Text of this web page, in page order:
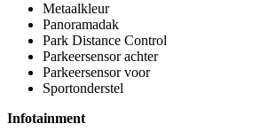
Metaalkleur
Panoramadak
Park Distance Control
Parkeersensor achter
Parkeersensor voor
Sportonderstel
Infotainment